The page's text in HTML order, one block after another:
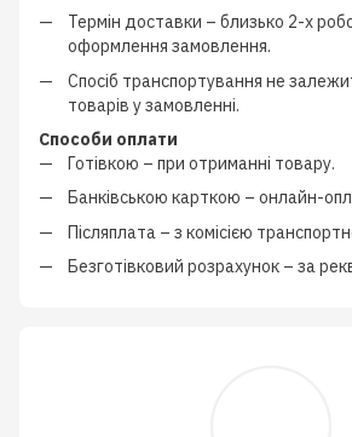
Термін доставки – близько 2-х
оформлення замовлення.
Спосіб транспортування не
товарів у замовленні.
Способи оплати
Готівкою – при отриманні товару.
Банківською карткою – онлайн-
Післяплата – з комісією
Безготівковий розрахунок – за